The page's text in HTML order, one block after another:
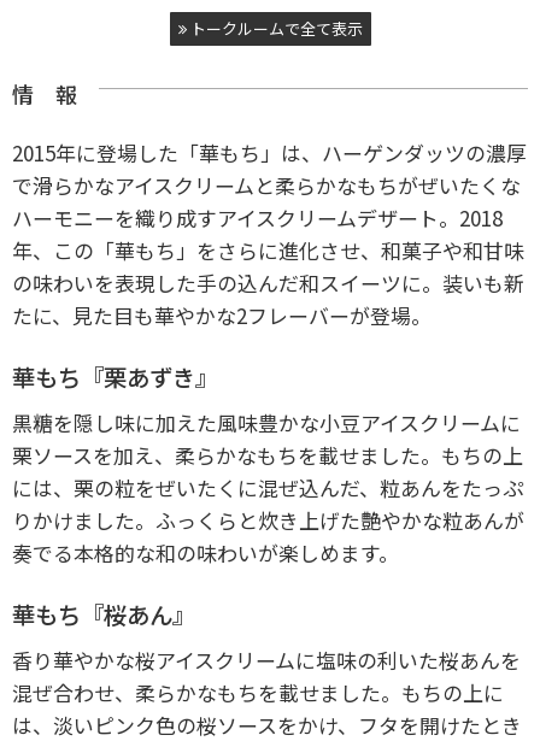
トークルームで全て表示
情 報
2015年に登場した「華もち」は、ハーゲンダッツの濃厚
で滑らかなアイスクリームと柔らかなもちがぜいたくな
ハーモニーを織り成すアイスクリームデザート。2018
年、この「華もち」をさらに進化させ、和菓子や和甘味
の味わいを表現した手の込んだ和スイーツに。装いも新
たに、見た目も華やかな2フレーバーが登場。
華もち『栗あずき』
黒糖を隠し味に加えた風味豊かな小豆アイスクリームに
栗ソースを加え、柔らかなもちを載せました。もちの上
には、栗の粒をぜいたくに混ぜ込んだ、粒あんをたっぷ
りかけました。ふっくらと炊き上げた艶やかな粒あんが
奏でる本格的な和の味わいが楽しめます。
華もち『桜あん』
香り華やかな桜アイスクリームに塩味の利いた桜あんを
混ぜ合わせ、柔らかなもちを載せました。もちの上に
は、淡いピンク色の桜ソースをかけ、フタを開けたとき